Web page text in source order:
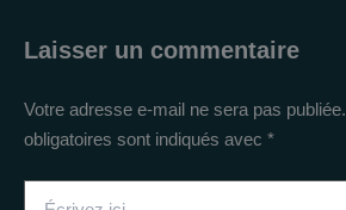
Laisser un commentaire
Votre adresse e-mail ne sera pas publiée.
obligatoires sont indiqués avec *